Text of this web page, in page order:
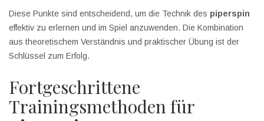
Diese Punkte sind entscheidend, um die Technik des piperspin
effektiv zu erlernen und im Spiel anzuwenden. Die Kombination
aus theoretischem Verständnis und praktischer Übung ist der
Schlüssel zum Erfolg.
Fortgeschrittene
Trainingsmethoden für